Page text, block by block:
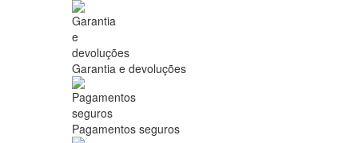
Garantia e devoluções
Pagamentos seguros